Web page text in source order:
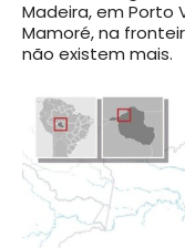
Madeira, em Porto
Mamoré, na
não existem mais.